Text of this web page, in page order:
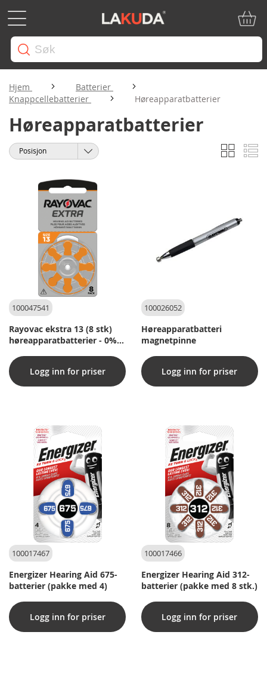
Hjem
Batterier
Knappcellebatterier
Høreapparatbatterier
Høreapparatbatterier
Vise
som
Sorter
100047541
Rayovac ekstra 13 (8 stk)
høreapparatbatterier - 0%
Logg inn for priser
100026052
Høreapparatbatteri
magnetpinne
Logg inn for priser
100017467
Energizer Hearing Aid 675-
batterier (pakke med 4)
Logg inn for priser
100017466
Energizer Hearing Aid 312-
batterier (pakke med 8 stk.)
Logg inn for priser